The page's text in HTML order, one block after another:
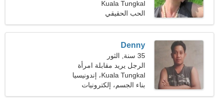
Kuala Tungkal
الحب الحقيقي
Denny
35 سنة, الثور
الرجل يريد مقابلة امرأة
Kuala Tungkal، إندونيسيا
بناء الجسم، إلكترونيات